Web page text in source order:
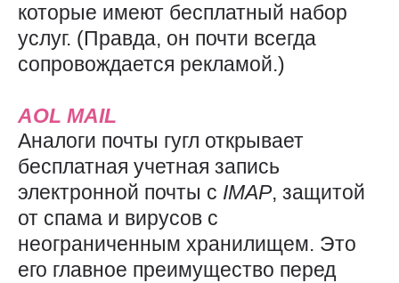
которые имеют бесплатный набор
услуг. (Правда, он почти всегда
сопровождается рекламой.)
AOL MAIL
Аналоги почты гугл открывает
бесплатная учетная запись
электронной почты с IMAP, защитой
от спама и вирусов с
неограниченным хранилищем. Это
его главное преимущество перед